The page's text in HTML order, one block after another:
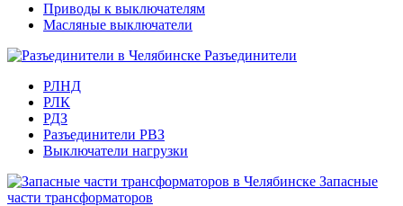
Приводы к выключателям
Масляные выключатели
Разъединители
РЛНД
РЛК
РДЗ
Разъединители РВЗ
Выключатели нагрузки
Запасные
части трансформаторов